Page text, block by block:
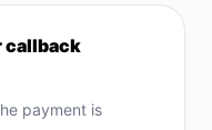
callback
payment is